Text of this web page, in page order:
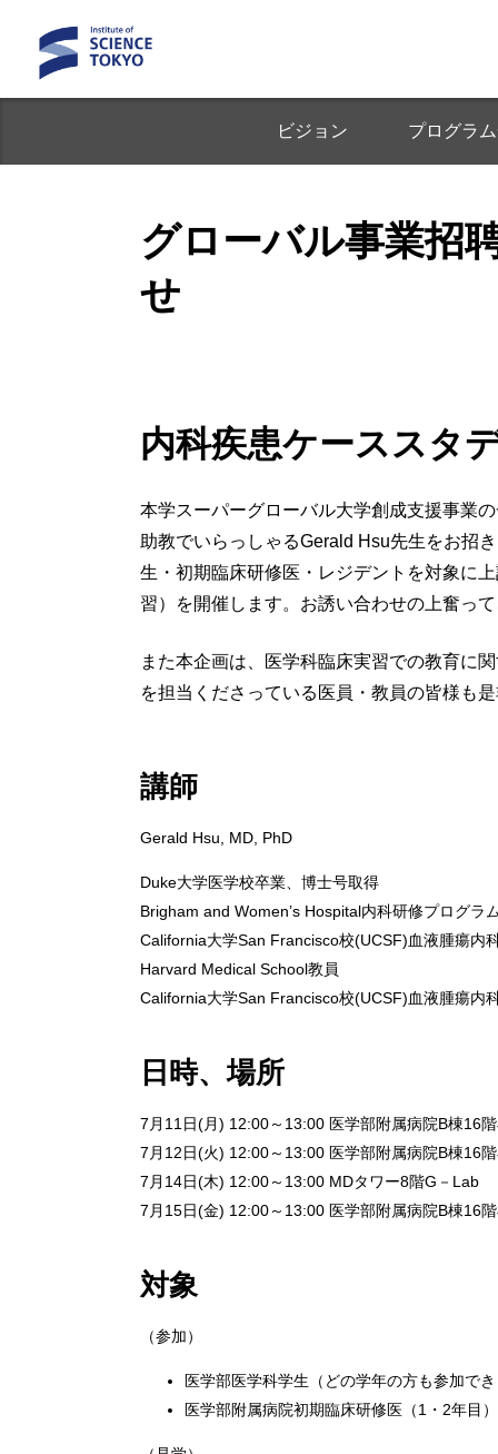
ビジョン プログラ
グローバル事業招
せ
内科疾患ケーススタ
本学スーパーグローバル大学創成支援事業
助教でいらっしゃるGerald Hsu先生をお招
生・初期臨床研修医・レジデントを対象に
習）を開催します。お誘い合わせの上奮っ
また本企画は、医学科臨床実習での教育に
を担当くださっている医員・教員の皆様も
講師
Gerald Hsu, MD, PhD
Duke大学医学校卒業、博士号取得
Brigham and Women’s Hospital内科研修プログラ
California大学San Francisco校(UCSF)血液腫瘍内
Harvard Medical School教員
California大学San Francisco校(UCSF)血液腫瘍内
日時、場所
7月11日(月) 12:00～13:00 医学部附属病院B棟16
7月12日(火) 12:00～13:00 医学部附属病院B棟16
7月14日(木) 12:00～13:00 MDタワー8階G－Lab
7月15日(金) 12:00～13:00 医学部附属病院B棟16
対象
（参加）
医学部医学科学生（どの学年の方も参加で
医学部附属病院初期臨床研修医（1・2年目